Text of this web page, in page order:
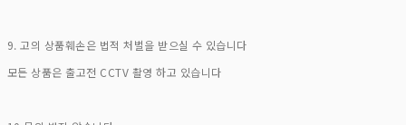
9. 고의 상품훼손은 법적 처벌을 받으실 수 있습니다
모든 상품은 출고전 CCTV 촬영 하고 있습니다